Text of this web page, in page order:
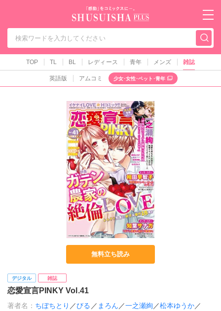
秋水社PLUS（テ
TOP TL BL レディース 青年 メンズ 雑誌
英語版 アムコミ 少女･女性･ペット･青年
無料立ち読み
デジタル 雑誌
恋愛宣言PINKY Vol.41
著者名： ちぼちとり ／びる ／ まろん ／一之瀬絢 ／松本ゆうか／